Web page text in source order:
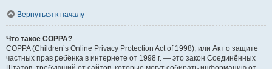
Вернуться к началу
Что такое COPPA?
COPPA (Children’s Online Privacy Protection Act of 1998), или Акт о защите
частных прав ребёнка в интернете от 1998 г. — это закон Соединённых